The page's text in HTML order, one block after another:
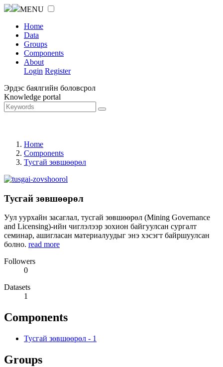
MENU
Home
Data
Groups
Components
About
Login Register
Эрдэс баялгийн боловсрол
Knowledge portal
Home
Components
Тусгай зөвшөөрөл
Тусгай зөвшөөрөл
Уул уурхайн засаглал, тусгай зөвшөөрөл (Mining Governance
and Licensing)-ийн чиглэлээр зохион байгуулсан сургалт
семинар, ашигласан материалуудыг энэ хэсэгт байршуулсан
болно. read more
Followers
0
Datasets
1
Components
Тусгай зөвшөөрөл - 1
Groups